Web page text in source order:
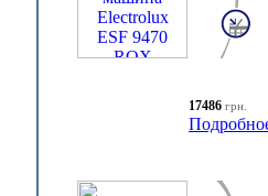
17486 грн.